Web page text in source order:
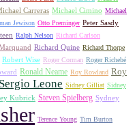
Carreras Michael Cimino Michael
Jewison Otto Preminger Peter Sasdy
Ralph Nelson Richard Carlson
Richard Quine Richard Thorpe
Robert Wise Roger Corman Roger Richebé
Ronald Neame Roy Rowland Roy
Sergio Leone Sidney Gilliat Sidney
Kubrick Steven Spielberg Sydney
Terence Young Tim Burton